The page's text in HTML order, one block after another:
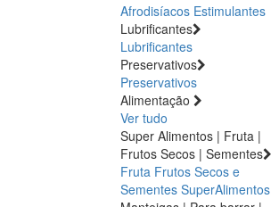
Afrodisíacos Estimulantes
Lubrificantes
Lubrificantes
Preservativos
Preservativos
Alimentação
Ver tudo
Super Alimentos | Fruta |
Frutos Secos | Sementes
Fruta Frutos Secos e
Sementes SuperAlimentos